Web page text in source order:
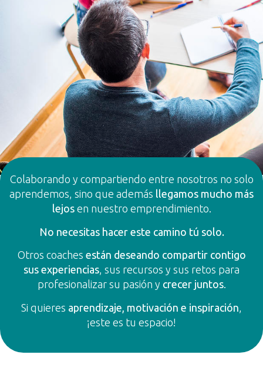
Colaborando y compartiendo entre nosotros no solo
aprendemos, sino que además llegamos mucho más
lejosen nuestro emprendimiento.
No necesitas hacer este camino tú solo.
Otros coaches están deseando compartir contigo
sus experiencias, sus recursos y sus retos para
profesionalizar su pasión y crecer juntos.
Si quieres aprendizaje, motivación e inspiración
¡este es tu espacio!